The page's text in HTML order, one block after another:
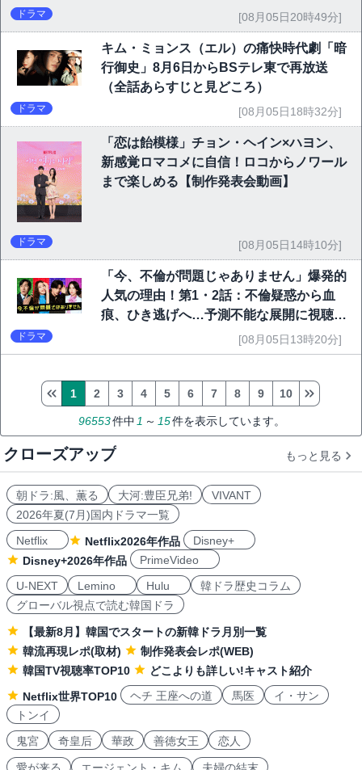
ドラマ [08月05日20時49分]
キム・ミョンス（エル）の痛快時代劇「暗
行御史」8月6日からBSテレ東で再放送
（全話あらすじと見どころ）
ドラマ [08月05日18時32分]
「恋は飴模様」チョン・ヘイン×ハヨン、
新感覚ロマコメに自信！ロコからノワール
まで楽しめる【制作発表会動画】
ドラマ [08月05日14時10分]
「今、不倫が問題じゃありません」爆発的
人気の理由！第1・2話：不倫疑惑から血
痕、ひき逃げへ…予測不能な展開に視聴者
ドラマ [08月05日13時20分]
96553件中 1 ～ 15件を表示しています。
1 2 3 4 5 6 7 8 9 10
クローズアップ もっと見る
朝ドラ:風、薫る 大河:豊臣兄弟!
VIVANT
2026年夏(7月)国内ドラマ一覧
Netflix
Netflix2026年作品
Disney+
Disney+2026年作品
PrimeVideo
U-NEXT
Lemino Hulu
韓ドラ歴史コラム
グローバル視点で読む韓国ドラ
【最新8月】韓国でスタートの新韓ドラ月別一覧
韓流再現レポ(取材)
制作発表会レポ(WEB)
韓国TV視聴率TOP10
どこよりも詳しい!キャスト紹介
Netflix世界TOP10
ヘチ 王座への道 馬医
イ・サン
トンイ
鬼宮
奇皇后 華政 善徳女王 恋人